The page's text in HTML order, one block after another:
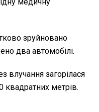
зруйновано
два автомобілі.
влучання загорілася
метрів.